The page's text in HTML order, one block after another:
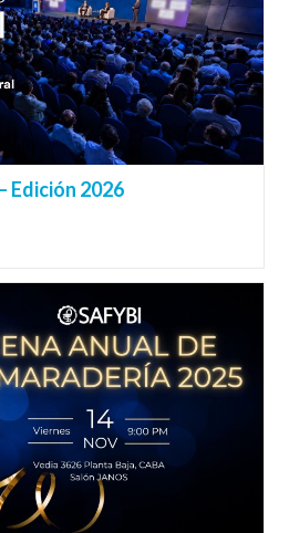
Edición 2026